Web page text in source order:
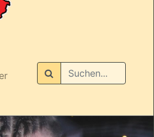
Suchen